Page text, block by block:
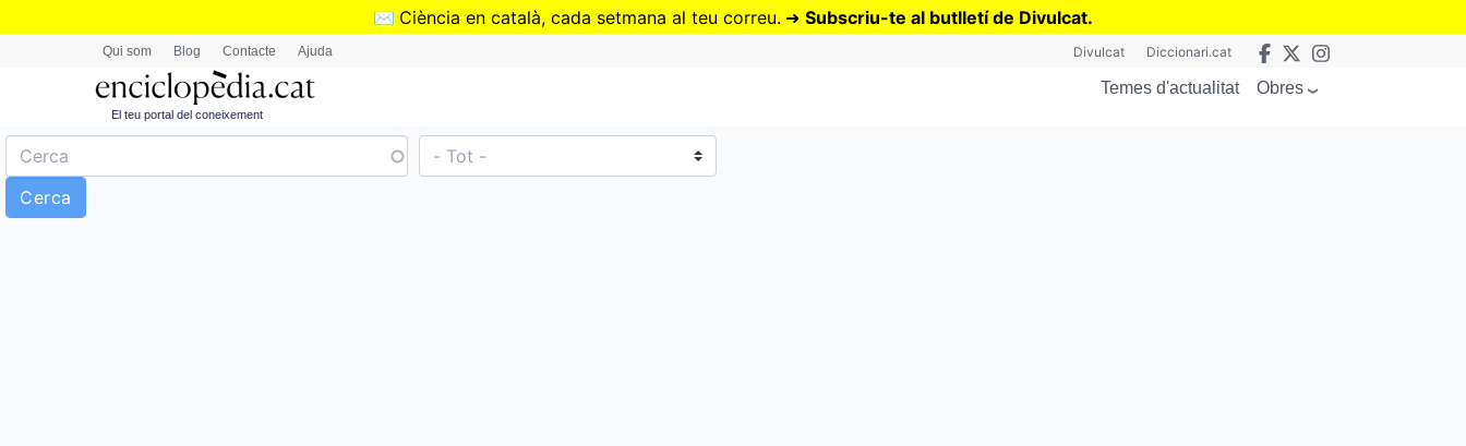
Vés
✉️ Ciència en català, cada setmana al teu correu. ➜ Subscriu-te al butlletí de Divulcat.
Qui som Blog Contacte Ajuda Divulcat Diccionari.cat
El teu portal del coneixement
Temes d'actualitat Obres